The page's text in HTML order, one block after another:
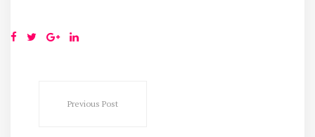
Previous Post